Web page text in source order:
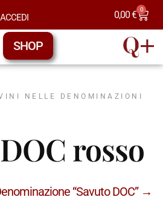
ACCEDI 0,00€ 0
SHOP
NELLE DENOMINAZIONI
rosso
“Savuto DOC” →